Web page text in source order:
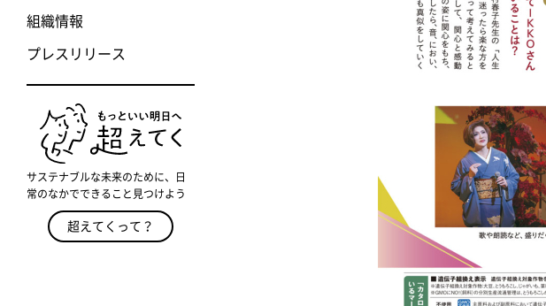
組織情報
プレスリリース
サステナブルな未来のために、日
常のなかでできること見つけよう
超えてくって？